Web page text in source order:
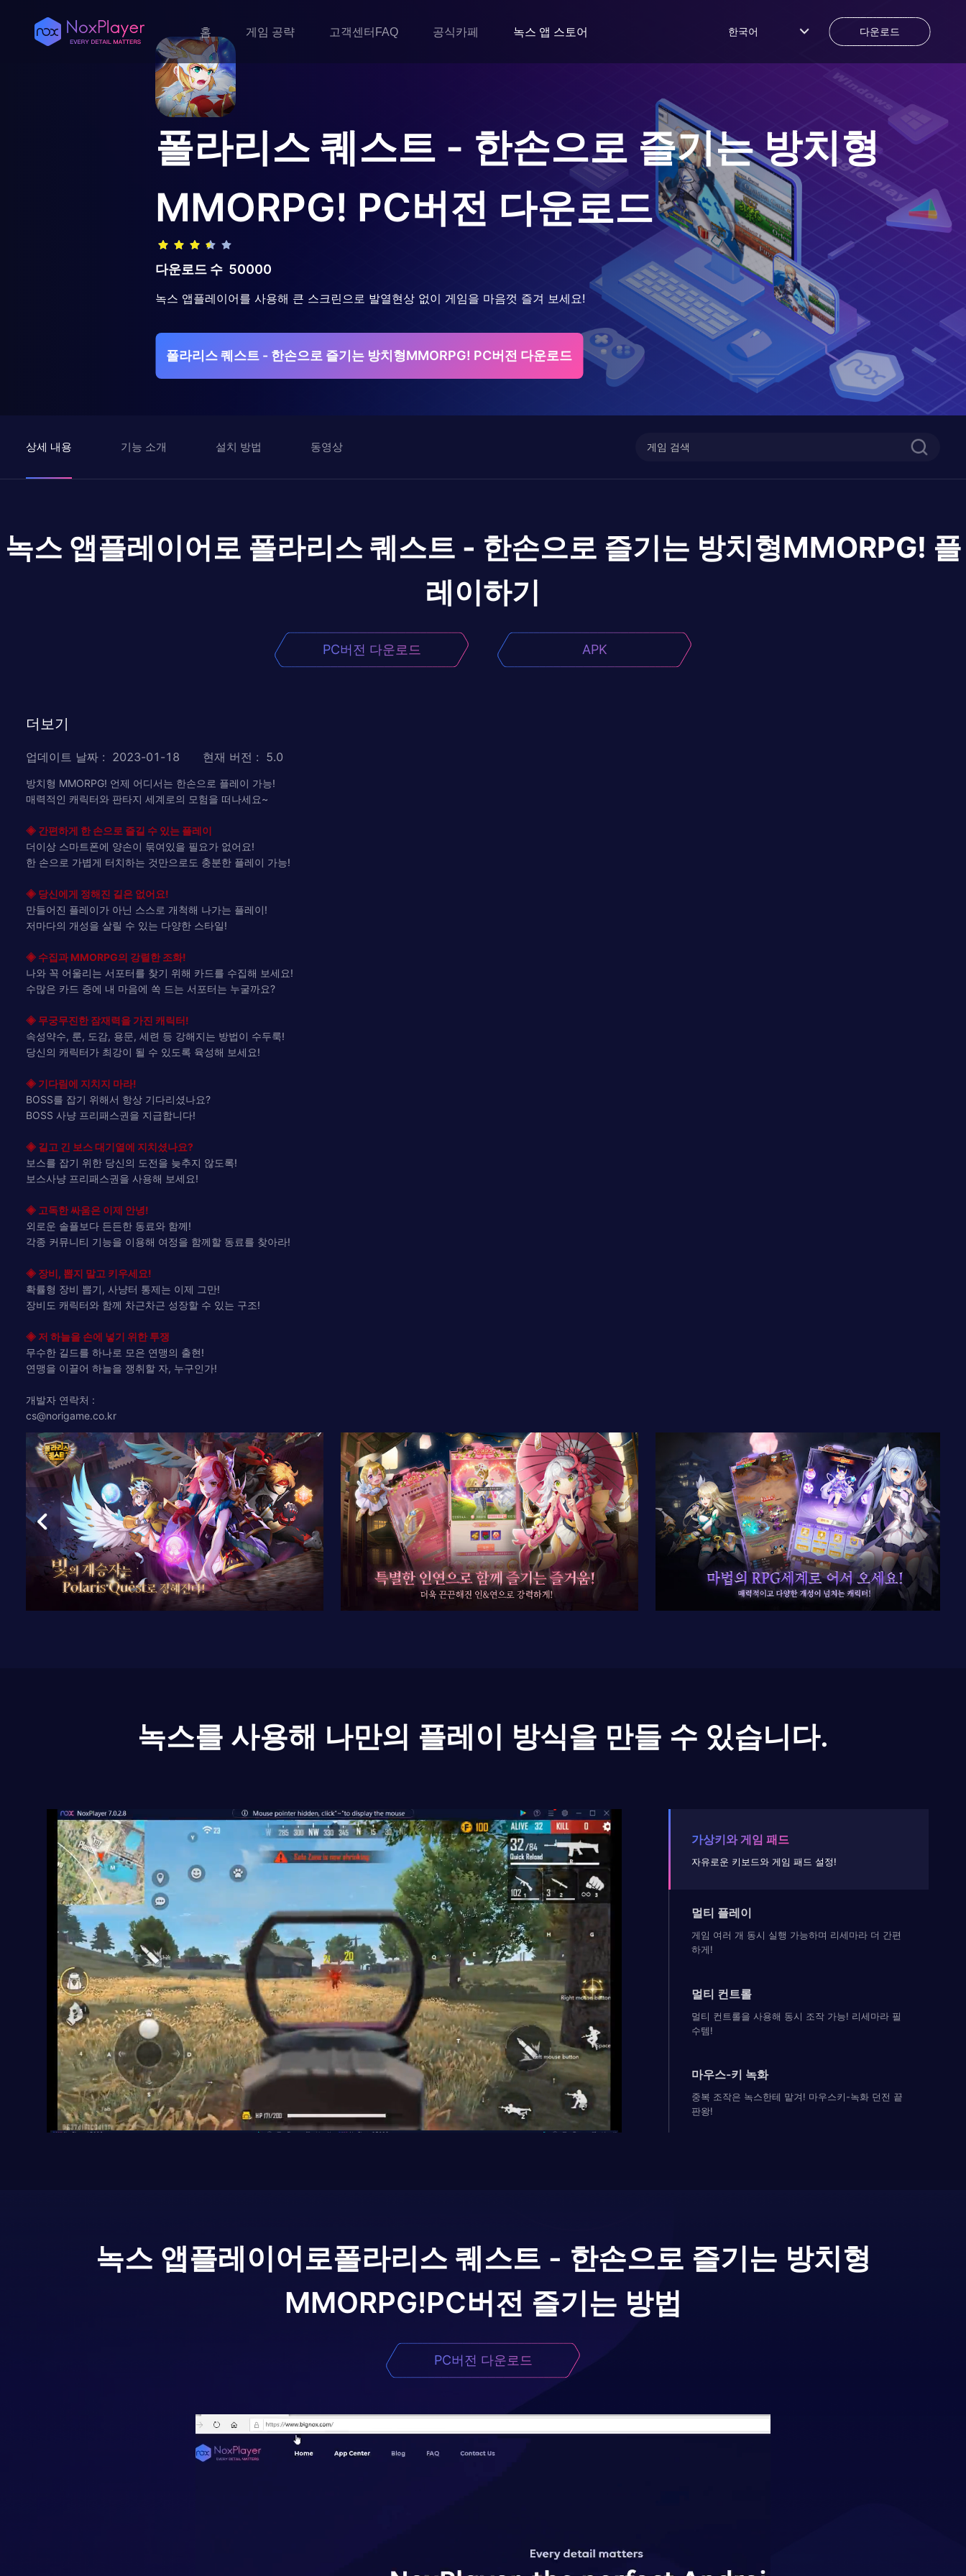
홈 게임 공략 고객센터FAQ 공식카페 녹스 앱 스토어 한국어 다운로드
폴라리스 퀘스트 - 한손으로 즐기는 방치형
MMORPG! PC버전 다운로드
다운로드 수 50000
녹스 앱플레이어를 사용해 큰 스크린으로 발열현상 없이 게임을 마음껏 즐겨 보세요!
폴라리스 퀘스트 - 한손으로 즐기는 방치형MMORPG! PC버전 다운로드
상세 내용 기능 소개 설치 방법 동영상
녹스 앱플레이어로 폴라리스 퀘스트 - 한손으로 즐기는 방치형MMORPG! 플
레이하기
PC버전 다운로드 APK
더보기
업데이트 날짜 : 2023-01-18 현재 버전 : 5.0
방치형 MMORPG! 언제 어디서는 한손으로 플레이 가능!
매력적인 캐릭터와 판타지 세계로의 모험을 떠나세요~
◈ 간편하게 한 손으로 즐길 수 있는 플레이
더이상 스마트폰에 양손이 묶여있을 필요가 없어요!
한 손으로 가볍게 터치하는 것만으로도 충분한 플레이 가능!
◈ 당신에게 정해진 길은 없어요!
만들어진 플레이가 아닌 스스로 개척해 나가는 플레이!
저마다의 개성을 살릴 수 있는 다양한 스타일!
◈ 수집과 MMORPG의 강렬한 조화!
나와 꼭 어울리는 서포터를 찾기 위해 카드를 수집해 보세요!
수많은 카드 중에 내 마음에 쏙 드는 서포터는 누굴까요?
◈ 무궁무진한 잠재력을 가진 캐릭터!
속성약수, 룬, 도감, 용문, 세련 등 강해지는 방법이 수두룩!
당신의 캐릭터가 최강이 될 수 있도록 육성해 보세요!
◈ 기다림에 지치지 마라!
BOSS를 잡기 위해서 항상 기다리셨나요?
BOSS 사냥 프리패스권을 지급합니다!
◈ 길고 긴 보스 대기열에 지치셨나요?
보스를 잡기 위한 당신의 도전을 늦추지 않도록!
보스사냥 프리패스권을 사용해 보세요!
◈ 고독한 싸움은 이제 안녕!
외로운 솔플보다 든든한 동료와 함께!
각종 커뮤니티 기능을 이용해 여정을 함께할 동료를 찾아라!
◈ 장비, 뽑지 말고 키우세요!
확률형 장비 뽑기, 사냥터 통제는 이제 그만!
장비도 캐릭터와 함께 차근차근 성장할 수 있는 구조!
◈ 저 하늘을 손에 넣기 위한 투쟁
무수한 길드를 하나로 모은 연맹의 출현!
연맹을 이끌어 하늘을 쟁취할 자, 누구인가!
개발자 연락처 :
cs@norigame.co.kr
녹스를 사용해 나만의 플레이 방식을 만들 수 있습니다.
가상키와 게임 패드
자유로운 키보드와 게임 패드 설정!
멀티 플레이
게임 여러 개 동시 실행 가능하며 리세마라 더 간편
하게!
멀티 컨트롤
멀티 컨트롤을 사용해 동시 조작 가능! 리세마라 필
수템!
마우스-키 녹화
중복 조작은 녹스한테 맡겨! 마우스키-녹화 던전 끝
판왕!
녹스 앱플레이어로폴라리스 퀘스트 - 한손으로 즐기는 방치형
MMORPG!PC버전 즐기는 방법
PC버전 다운로드